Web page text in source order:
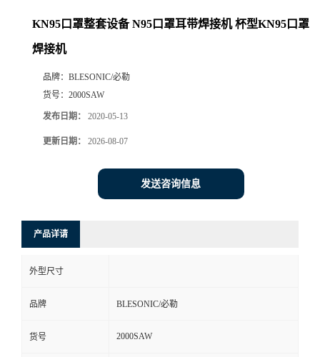
KN95口罩整套设备 N95口罩耳带焊接机 杯型KN95口罩
焊接机
品牌： BLESONIC/必勒
货号： 2000SAW
发布日期： 2020-05-13
更新日期： 2026-08-07
发送咨询信息
产品详请
外型尺寸
品牌 BLESONIC/必勒
货号 2000SAW